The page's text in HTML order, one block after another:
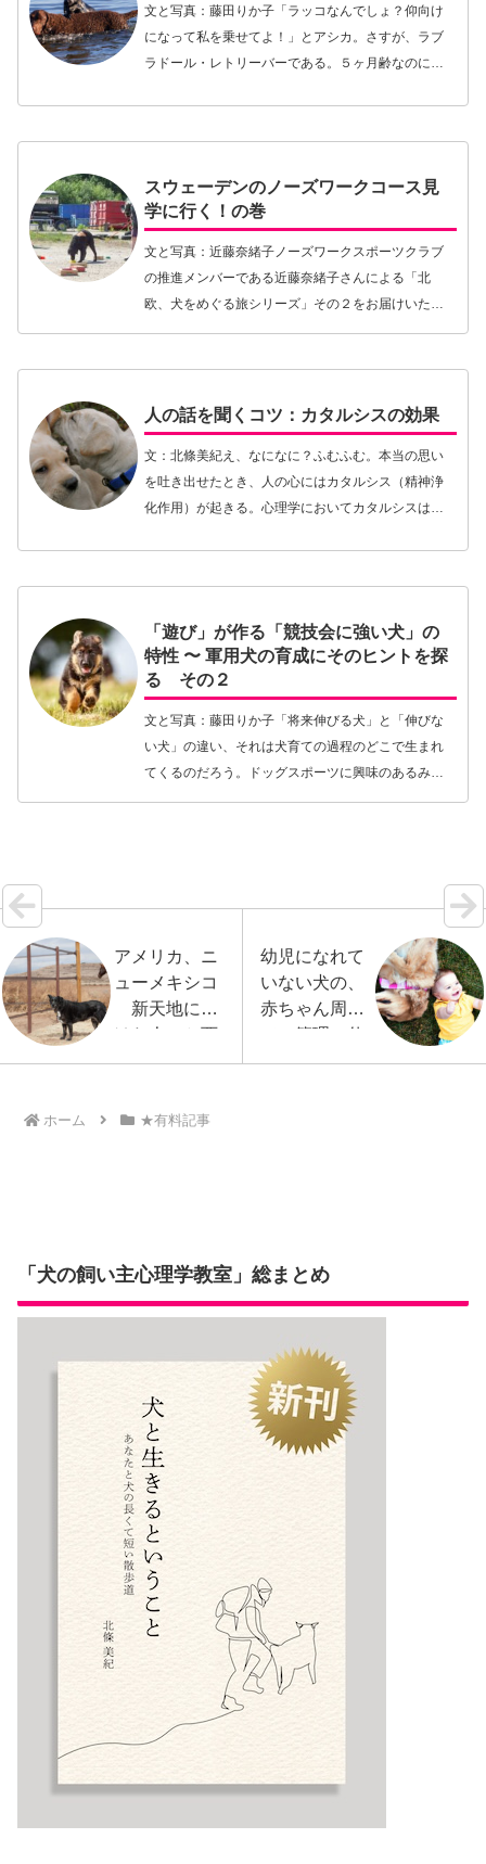
文と写真：藤田りか子「ラッコなんでしょ？仰向け
になって私を乗せてよ！」とアシカ。さすが、ラブ
ラドール・レトリーバーである。５ヶ月齢なのにこ
い。湖に連れ…【続きを読む】
スウェーデンのノーズワークコース見
学に行く！の巻
文と写真：近藤奈緒子ノーズワークスポーツクラブ
の推進メンバーである近藤奈緒子さんによる「北
欧、犬をめぐる旅シリーズ」その２をお届けいたし
人の話を聞くコツ：カタルシスの効果
文：北條美紀え、なになに？ふむふむ。本当の思い
を吐き出せたとき、人の心にはカタルシス（精神浄
化作用）が起きる。心理学においてカタルシスは
われる。もっ…【続きを読む】
「遊び」が作る「競技会に強い犬」の
特性 〜 軍用犬の育成にそのヒントを探
る その２
文と写真：藤田りか子「将来伸びる犬」と「伸びな
い犬」の違い、それは犬育ての過程のどこで生まれ
てくるのだろう。ドッグスポーツに興味のあるみな
アメリカ、ニ
ューメキシコ
新天地にか
けた人々と西
部の犬文化
幼児になれて
いない犬の、
赤ちゃん周り
での管理の仕
方
ホーム ★有料記事
「犬の飼い主心理学教室」総まとめ